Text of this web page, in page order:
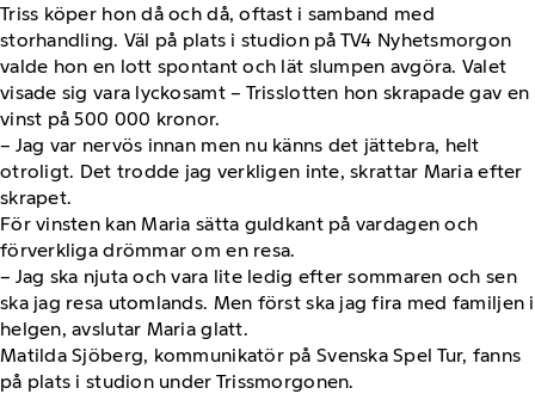
Triss köper hon då och då, oftast i samband med
storhandling. Väl på plats i studion på TV4 Nyhetsmorgon
valde hon en lott spontant och lät slumpen avgöra. Valet
visade sig vara lyckosamt – Trisslotten hon skrapade gav en
vinst på 500 000 kronor.
– Jag var nervös innan men nu känns det jättebra, helt
otroligt. Det trodde jag verkligen inte, skrattar Maria efter
skrapet.
För vinsten kan Maria sätta guldkant på vardagen och
förverkliga drömmar om en resa.
– Jag ska njuta och vara lite ledig efter sommaren och sen
ska jag resa utomlands. Men först ska jag fira med familjen i
helgen, avslutar Maria glatt.
Matilda Sjöberg, kommunikatör på Svenska Spel Tur, fanns
på plats i studion under Trissmorgonen.